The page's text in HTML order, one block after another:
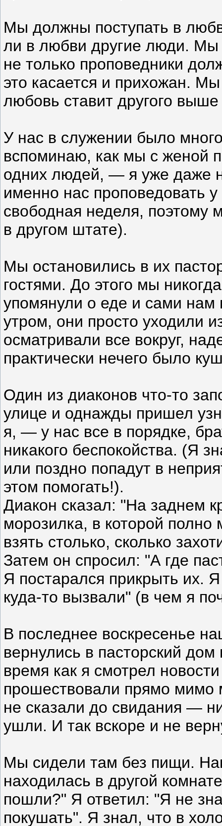
Мы должны поступать в
ли в любви другие люди. Мы
не только проповедники
это касается и прихожан.
любовь ставит другого выше
У нас в служении было
вспоминаю, как мы с женой
одних людей, — я уже даже
именно нас проповедовать
свободная неделя,
в другом штате).
Мы остановились в их
гостями. До этого мы
упомянули о еде и сами нам
утром, они просто уходили
осматривали все вокруг,
практически нечего было
Один из диаконов что-то
улице и однажды пришел
я, — у нас все в порядке,
никакого беспокойства. (Я
или поздно попадут в
этом помогать!).
Диакон сказал: "На заднем
морозилка, в которой
взять столько, сколько
Затем он спросил: "А где
Я постарался прикрыть их.
куда-то вызвали" (в чем я
В последнее воскресенье
вернулись в пасторский
время как я смотрел
прошествовали прямо
не сказали до свидания —
ушли. И так вскоре и не
Мы сидели там без пищи.
находилась в другой
пошли?" Я ответил: "Я не
покушать". Я знал, что в